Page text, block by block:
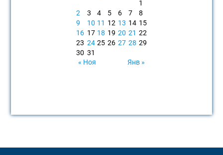
1
2
3 4 5 6 7
8
9
10 11 12 13 14 15
16 17 18 19 20 21 22
23 24 25 26 27 28 29
30 31
« Ноя
Янв »